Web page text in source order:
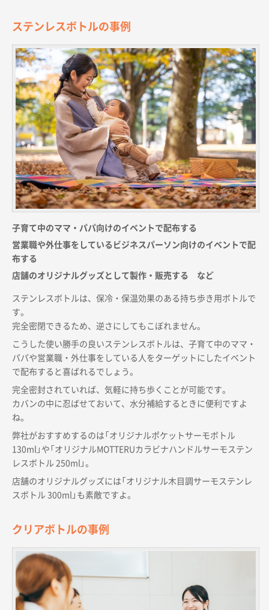
ステンレスボトルの事例
子育て中のママ・パパ向けのイベントで配布する
営業職や外仕事をしているビジネスパーソン向けのイベントで配
布する
店舗のオリジナルグッズとして製作・販売する など
ステンレスボトルは、保冷・保温効果のある持ち歩き用ボトルで
す。
完全密閉できるため、逆さにしてもこぼれません。
こうした使い勝手の良いステンレスボトルは、子育て中のママ・
パパや営業職・外仕事をしている人をターゲットにしたイベント
で配布すると喜ばれるでしょう。
完全密封されていれば、気軽に持ち歩くことが可能です。
カバンの中に忍ばせておいて、水分補給するときに便利ですよ
ね。
弊社がおすすめするのは「オリジナルポケットサーモボトル
130ml」や「オリジナルMOTTERUカラビナハンドルサーモステン
レスボトル 250ml」。
店舗のオリジナルグッズには「オリジナル木目調サーモステンレ
スボトル 300ml」も素敵ですよ。
クリアボトルの事例